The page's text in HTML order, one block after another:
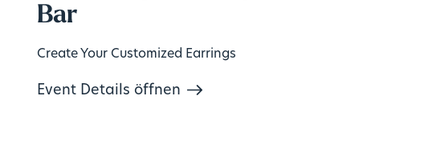
Bar
Create Your Customized Earrings
Event Details öffnen